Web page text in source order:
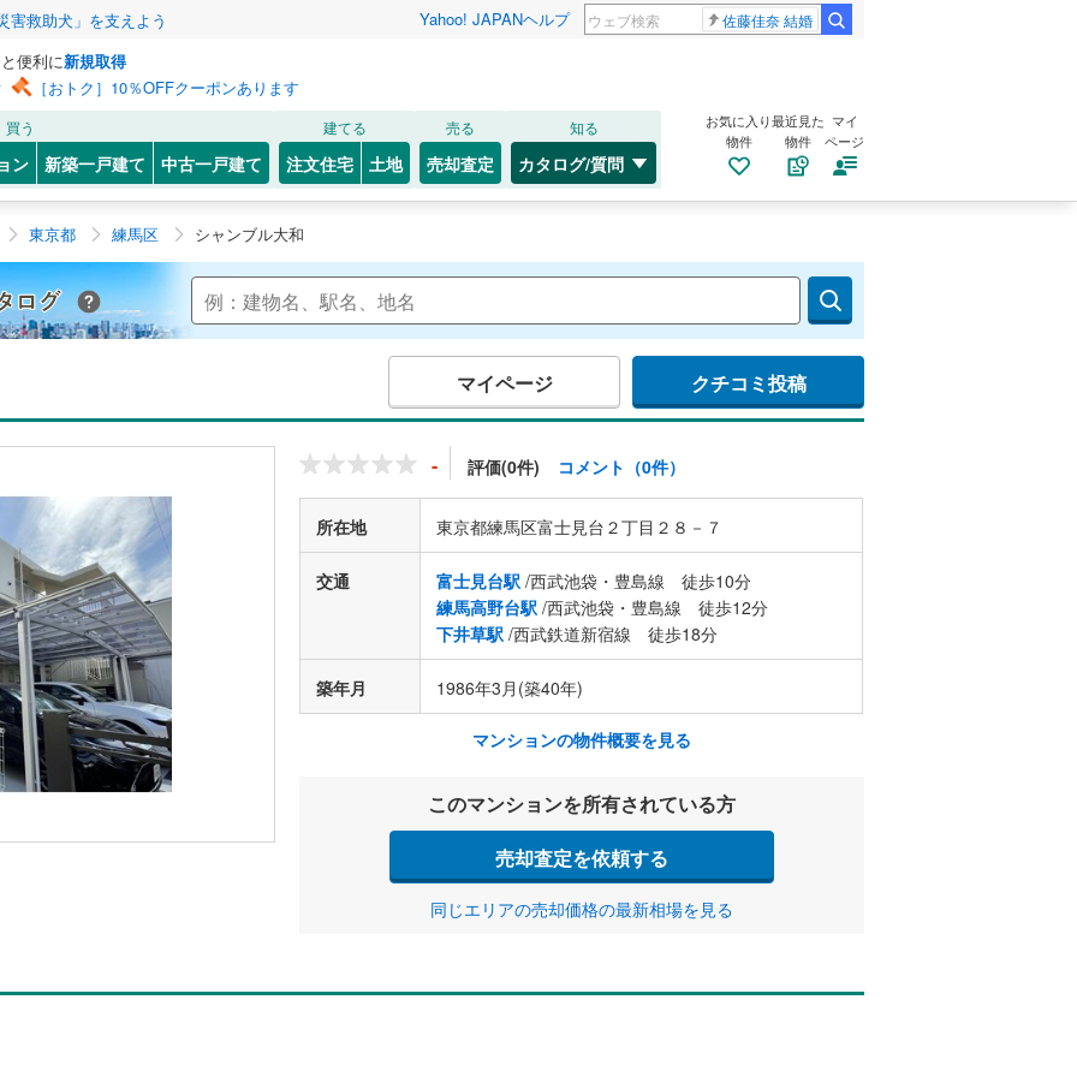
害救助犬」を支えよう Yahoo! JAPANヘルプ 佐藤佳奈 結婚
便利に新規取得
［おトク］10％OFFクーポンあります
買う
ン 新築一戸建て 中古一戸建て
建てる
注文住宅 土地
売る
売却査定
知る
カタログ/質問
お気に入り
物件
最近見た
物件
マイ
ページ
東京都 練馬区 シャンブル大和
Yahoo!不動産 マンションカタログ
マイページ クチコミ投稿
- 評価(0件) コメント（0件）
所在地 東京都練馬区富士見台２丁目２８－７
交通 富士見台駅 /西武池袋・豊島線 徒歩10分
練馬高野台駅 /西武池袋・豊島線 徒歩12分
下井草駅 /西武鉄道新宿線 徒歩18分
築年月 1986年3月(築40年)
マンションの物件概要を見る
このマンションを所有されている方
売却査定を依頼する
同じエリアの売却価格の最新相場を見る